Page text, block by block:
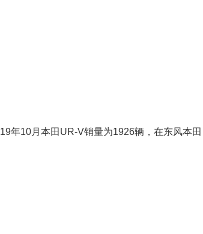
年10月本田UR-V销量为1926辆，在东风本田